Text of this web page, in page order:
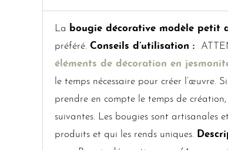
La bougie décorative modèle petit
préféré. Conseils d’utilisation :
éléments de décoration en
le temps nécessaire pour créer l’œuvre.
prendre en compte le temps de
suivantes. Les bougies sont artisanales
produits et qui les rends uniques.